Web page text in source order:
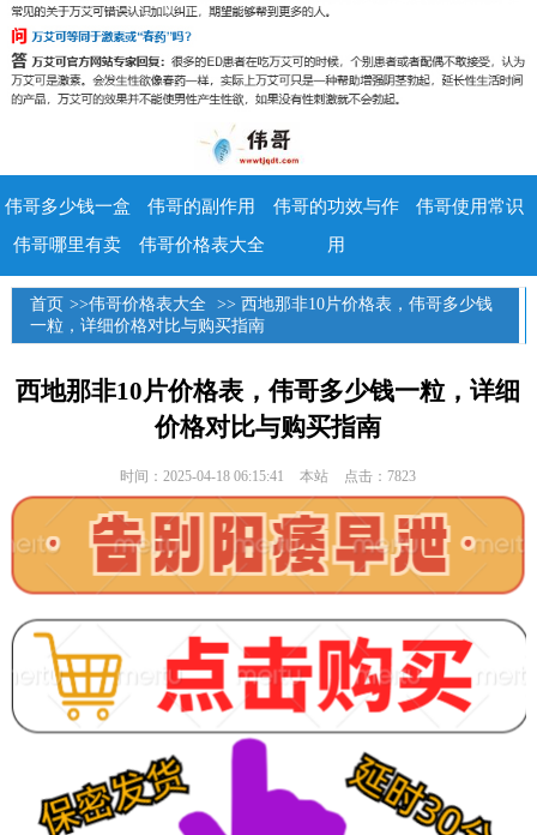
伟哥多少钱一盒 伟哥的副作用
伟哥的功效与作
用
伟哥使用常识
伟哥哪里有卖
伟哥价格表大全
首页 >>伟哥价格表大全
>> 西地那非10片价格表，伟哥多少钱
一粒，详细价格对比与购买指南
西地那非10片价格表，伟哥多少钱一粒，详细
价格对比与购买指南
时间：2025-04-18 06:15:41 本站 点击：7823